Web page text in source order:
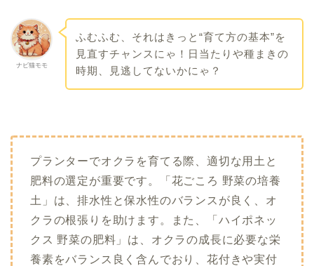
ナビ猫モモ
ふむふむ、それはきっと“育て方の基本”を
見直すチャンスにゃ！日当たりや種まきの
時期、見逃してないかにゃ？
プランターでオクラを育てる際、適切な用土と
肥料の選定が重要です。
「花ごころ 野菜の培養
土」は、排水性と保水性のバランスが良く、オ
クラの根張りを助けます。
また、「ハイポネッ
クス 野菜の肥料」は、オクラの成長に必要な栄
養素をバランス良く含んでおり、花付きや実付